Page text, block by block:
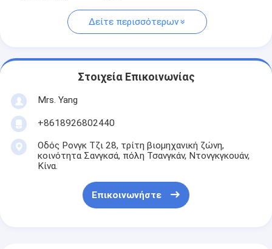
Δείτε περισσότερων
Στοιχεία Επικοινωνίας
Mrs. Yang
+8618926802440
Οδός Ρονγκ Τζι 28, τρίτη βιομηχανική ζώνη,
κοινότητα Σανγκσά, πόλη Τσανγκάν, Ντονγκγκουάν,
Κίνα.
Επικοινωνήστε